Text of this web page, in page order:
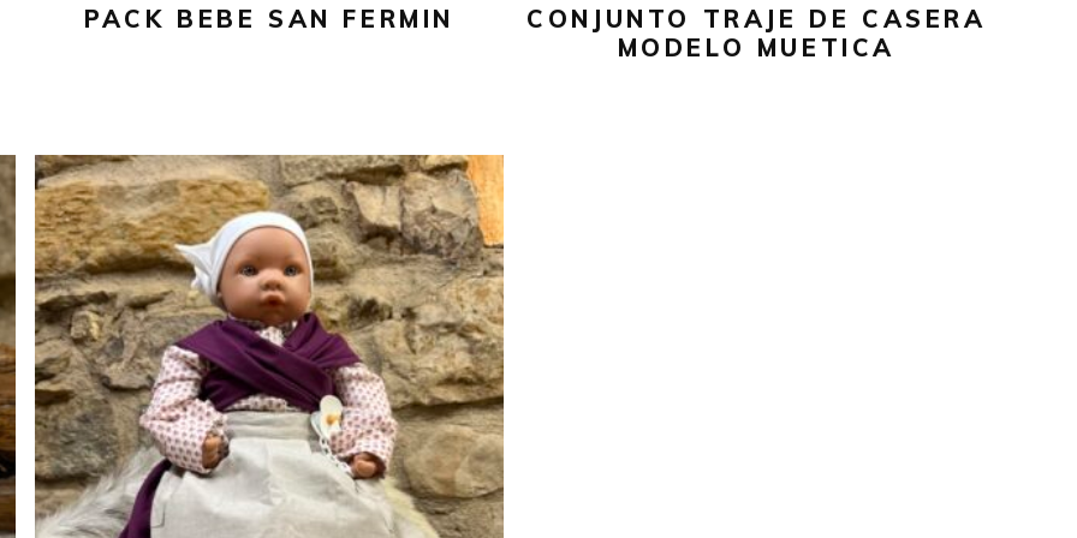
PACK BEBE SAN FERMIN
la
página
CONJUNTO TRAJE DE CASERA
MODELO MUETICA
75,00€
SELECCIONAR OPCIONES
Este
producto